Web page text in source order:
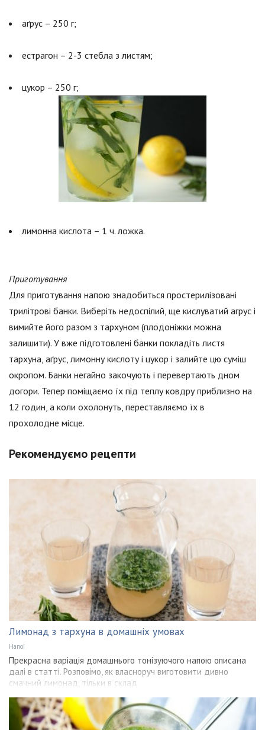
аґрус – 250 г;
естрагон – 2-3 стебла з листям;
цукор – 250 г;
лимонна кислота – 1 ч. ложка.
Приготування
Для приготування напою знадобиться простерилізовані
трилітрові банки. Виберіть недоспілий, ще кислуватий агрус і
вимийте його разом з тархуном (плодоніжки можна
залишити). У вже підготовлені банки покладіть листя
тархуна, аґрус, лимонну кислоту і цукор і залийте цю суміш
окропом. Банки негайно закочують і перевертають дном
догори. Тепер поміщаємо їх під теплу ковдру приблизно на
12 годин, а коли охолонуть, переставляємо їх в
прохолодне місце.
Рекомендуємо рецепти
Лимонад з тархуна в домашніх умовах
Напої
Прекрасна варіація домашнього тонізуючого напою описана
далі в статті. Розповімо, як власноруч виготовити дивно
смачний лимонад, тільки в склад